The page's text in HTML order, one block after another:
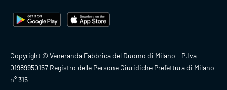
Copyright © Veneranda Fabbrica del Duomo di Milano - P.Iva
01989950157 Registro delle Persone Giuridiche Prefettura di Milano
n° 315